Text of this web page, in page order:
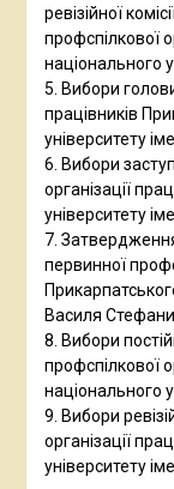
ревізійної
профспілкової
національного
5. Вибори
працівників
університету
6. Вибори
організації
університету
7.
первинної
Василя
8. Вибори
профспілкової
національного
9. Вибори
організації
університету